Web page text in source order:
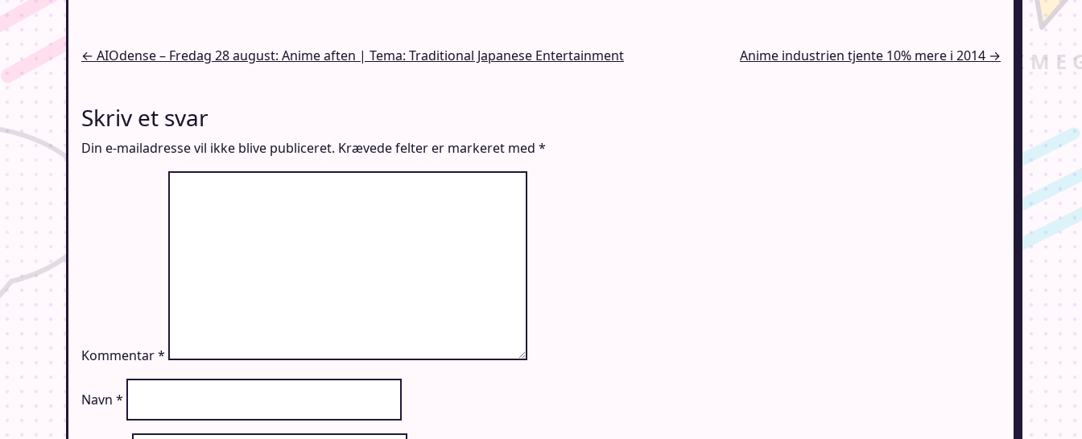
Indlægsnavigation
← AIOdense – Fredag 28 august: Anime aften | Tema: Traditional Japanese Entertainment Anime industrien tjente 10% mere i 2014 →
Skriv et svar
Din e-mailadresse vil ikke blive publiceret. Krævede felter er markeret med *
Kommentar*
Navn *